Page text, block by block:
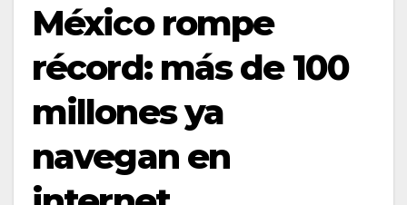
México rompe
récord: más de 100
millones ya
navegan en